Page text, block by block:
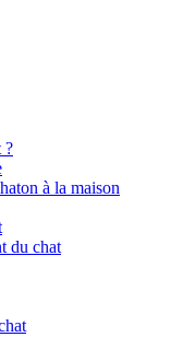
?
à la maison
du chat